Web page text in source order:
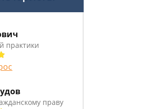
практики
праву